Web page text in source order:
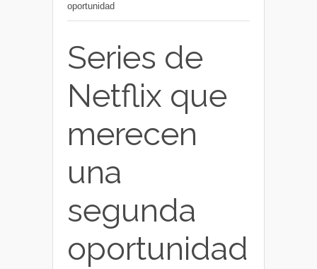
oportunidad
Series de
Netflix que
merecen
una
segunda
oportunidad